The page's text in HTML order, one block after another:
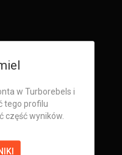
w Turborebels i
tego profilu
część wyników.